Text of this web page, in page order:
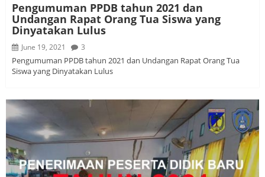
Pengumuman PPDB tahun 2021 dan
Undangan Rapat Orang Tua Siswa yang
Dinyatakan Lulus
June 19, 2021 3
Pengumuman PPDB tahun 2021 dan Undangan Rapat Orang Tua
Siswa yang Dinyatakan Lulus